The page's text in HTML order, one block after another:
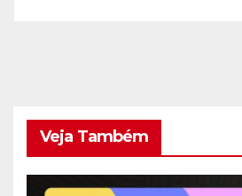
Veja Também